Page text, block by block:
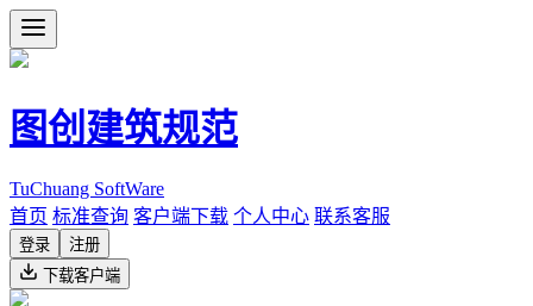
图创建筑规范
TuChuang SoftWare
首页 标准查询 客户端下载 个人中心 联系客服
登录
注册
下载客户端